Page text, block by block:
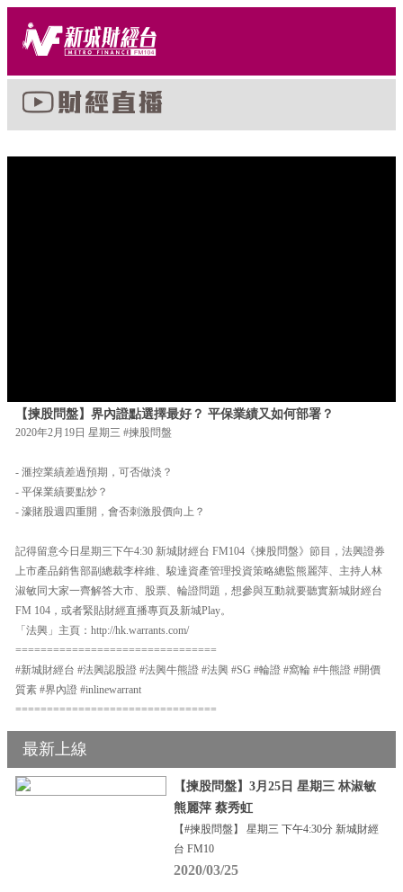
【揀股問盤】界內證點選擇最好？ 平保業績又如何部署？
2020年2月19日 星期三 #揀股問盤
- 滙控業績差過預期，可否做淡？
- 平保業績要點炒？
- 濠賭股週四重開，會否刺激股價向上？
記得留意今日星期三下午4:30 新城財經台 FM104《揀股問盤》節目，法興證券
上市產品銷售部副總裁李梓維、駿達資產管理投資策略總監熊麗萍、主持人林
淑敏同大家一齊解答大市、股票、輪證問題，想參與互動就要聽實新城財經台
FM 104，或者緊貼財經直播專頁及新城Play。
「法興」主頁：http://hk.warrants.com/
================================
#新城財經台 #法興認股證 #法興牛熊證 #法興 #SG #輪證 #窩輪 #牛熊證 #開價
質素 #界內證 #inlinewarrant
================================
最新上線
【揀股問盤】3月25日 星期三 林淑敏
熊麗萍 蔡秀虹
【#揀股問盤】 星期三 下午4:30分 新城財經
台 FM10
2020/03/25